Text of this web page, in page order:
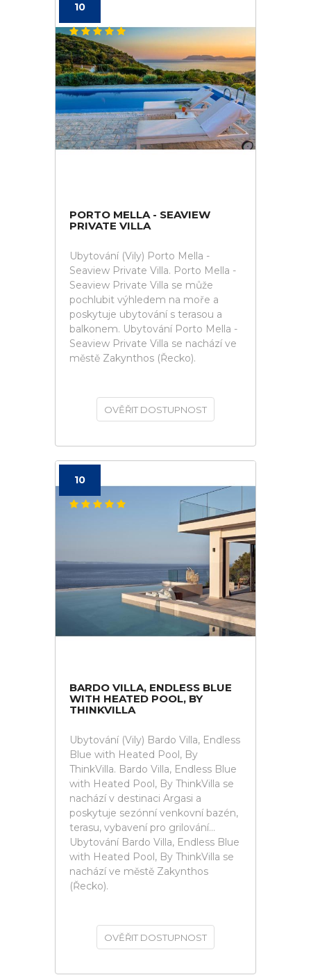
10
PORTO MELLA - SEAVIEW
PRIVATE VILLA
Ubytování (Vily) Porto Mella -
Seaview Private Villa. Porto Mella -
Seaview Private Villa se může
pochlubit výhledem na moře a
poskytuje ubytování s terasou a
balkonem. Ubytování Porto Mella -
Seaview Private Villa se nachází ve
městě Zakynthos (Řecko).
OVĚŘIT DOSTUPNOST
10
BARDO VILLA, ENDLESS BLUE
WITH HEATED POOL, BY
THINKVILLA
Ubytování (Vily) Bardo Villa, Endless
Blue with Heated Pool, By
ThinkVilla. Bardo Villa, Endless Blue
with Heated Pool, By ThinkVilla se
nachází v destinaci Argasi a
poskytuje sezónní venkovní bazén,
terasu, vybavení pro grilování...
Ubytování Bardo Villa, Endless Blue
with Heated Pool, By ThinkVilla se
nachází ve městě Zakynthos
(Řecko).
OVĚŘIT DOSTUPNOST